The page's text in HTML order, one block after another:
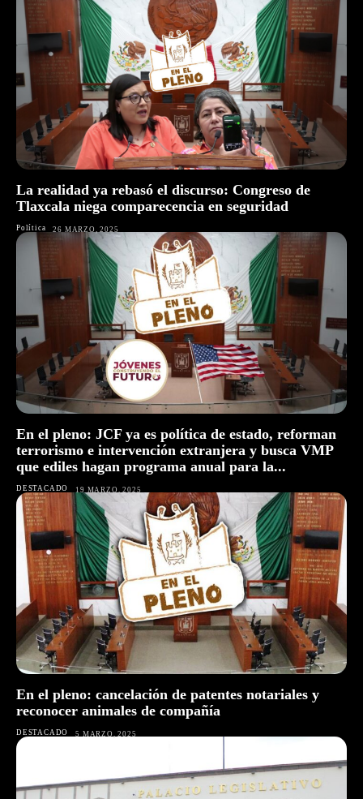
La realidad ya rebasó el discurso: Congreso de
Tlaxcala niega comparecencia en seguridad
Política 26 MARZO, 2025
En el pleno: JCF ya es política de estado, reforman
terrorismo e intervención extranjera y busca VMP
que ediles hagan programa anual para la...
DESTACADO 19 MARZO, 2025
En el pleno: cancelación de patentes notariales y
reconocer animales de compañía
DESTACADO 5 MARZO, 2025